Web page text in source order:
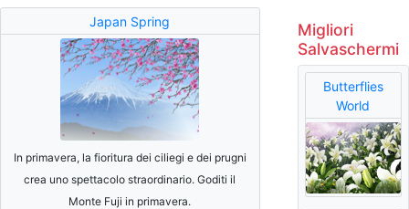
Japan Spring
In primavera, la fioritura dei ciliegi e dei prugni
crea uno spettacolo straordinario. Goditi il
Monte Fuji in primavera.
Migliori
Salvaschermi
Butterflies
World